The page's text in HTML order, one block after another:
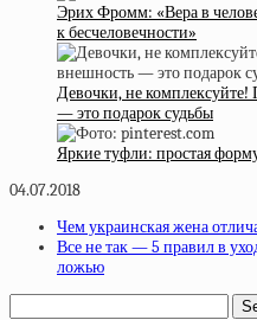
Эрих Фромм: «Вера в
к бесчеловечности»
Девочки, не
— это подарок судьбы
Яркие туфли: простая
04.07.2018
Чем украинская жена
Все не так — 5 правил в
ложью